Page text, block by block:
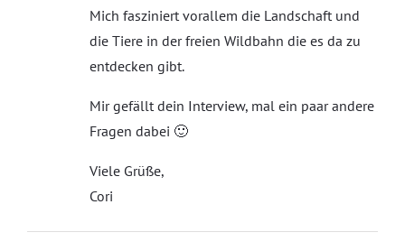
Mich fasziniert vorallem die Landschaft und
die Tiere in der freien Wildbahn die es da zu
entdecken gibt.
Mir gefällt dein Interview, mal ein paar andere
Fragen dabei 🙂
Viele Grüße,
Cori